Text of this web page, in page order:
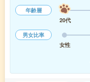
年齢層
20代
男女比率
女性